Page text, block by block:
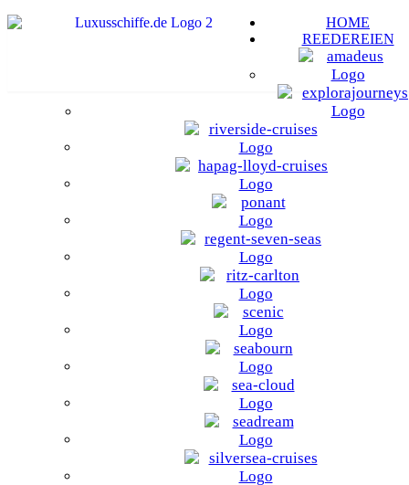
HOME
REEDEREIEN